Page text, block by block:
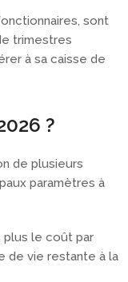
sont
trimestres
à sa caisse de
?
de plusieurs
paramètres à
plus le coût par
de vie restante à la